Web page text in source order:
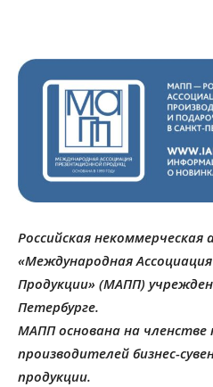
Российская некоммерческая
«Международная
Продукции» (МАПП)
Петербурге.
МАПП основана на
производителей бизнес-
продукции.